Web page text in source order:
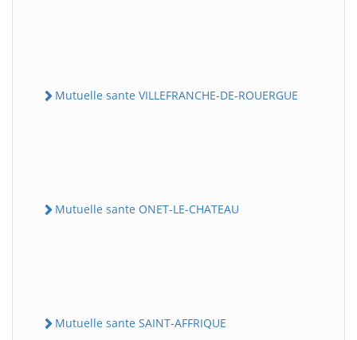
Mutuelle sante VILLEFRANCHE-DE-ROUERGUE
Mutuelle sante ONET-LE-CHATEAU
Mutuelle sante SAINT-AFFRIQUE